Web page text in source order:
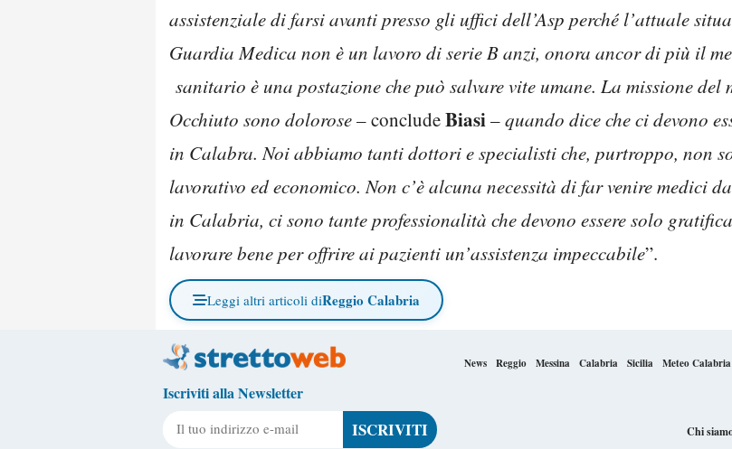
assistenziale di farsi avanti presso gli uffici dell’Asp perché l’attuale
Guardia Medica non è un lavoro di serie B anzi, onora ancor di più il
sanitario è una postazione che può salvare vite umane. La missione del
Occhiuto sono dolorose– concludeBiasi–quando dice che ci devono
in Calabra. Noi abbiamo tanti dottori e specialisti che, purtroppo, non
lavorativo ed economico. Non c’è alcuna necessità di far venire medici
in Calabria, ci sono tante professionalità che devono essere solo
lavorare bene per offrire ai pazienti un’assistenza impeccabile”.
Leggi altri articoli diReggio Calabria
News Reggio Messina Calabria Sicilia Meteo
Iscriviti alla Newsletter
Chi